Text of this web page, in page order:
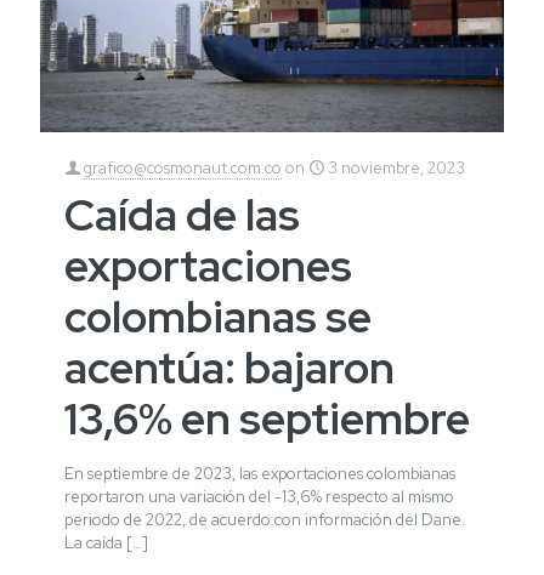
grafico@cosmonaut.com.co on 3 noviembre, 2023
Caída de las
exportaciones
colombianas se
acentúa: bajaron
13,6% en septiembre
En septiembre de 2023, las exportaciones colombianas
reportaron una variación del -13,6% respecto al mismo
periodo de 2022, de acuerdo con información del Dane.
La caída […]